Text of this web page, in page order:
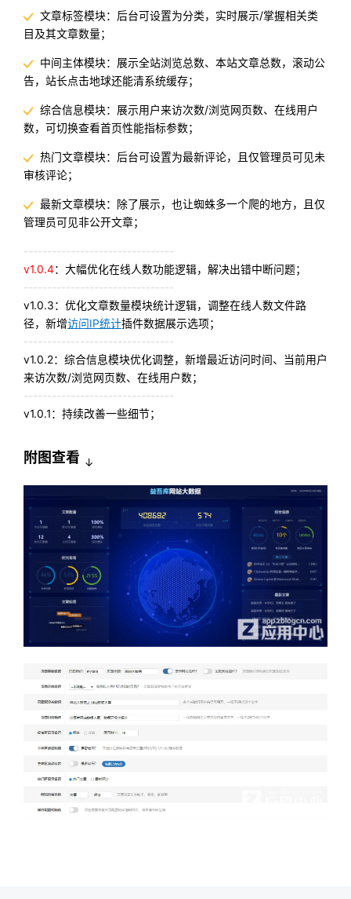
文章标签模块：后台可设置为分类，实时展示/掌握相关类
目及其文章数量；
中间主体模块：展示全站浏览总数、本站文章总数，滚动公
告，站长点击地球还能清系统缓存；
综合信息模块：展示用户来访次数/浏览网页数、在线用户
数，可切换查看首页性能指标参数；
热门文章模块：后台可设置为最新评论，且仅管理员可见未
审核评论；
最新文章模块：除了展示，也让蜘蛛多一个爬的地方，且仅
管理员可见非公开文章；
--------------------------------
v1.0.4：大幅优化在线人数功能逻辑，解决出错中断问题；
--------------------------------
v1.0.3：优化文章数量模块统计逻辑，调整在线人数文件路
径，新增访问IP统计插件数据展示选项；
--------------------------------
v1.0.2：综合信息模块优化调整，新增最近访问时间、当前用户
来访次数/浏览网页数、在线用户数；
--------------------------------
v1.0.1：持续改善一些细节；
附图查看 ↓